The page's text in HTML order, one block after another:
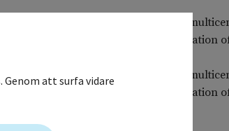
A randomized double blind,
chemotherapy after administration
ovarian cancer
A randomized double blind,
chemotherapy after administration
klinik
Genom att surfa vidare